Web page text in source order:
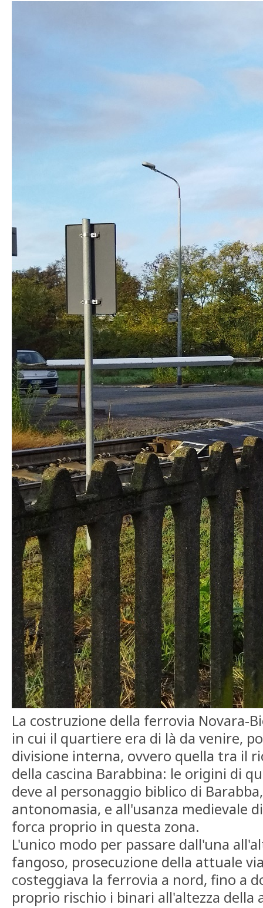
La costruzione della ferrovia Novara-
in cui il quartiere era di là da venire,
divisione interna, ovvero quella tra il
della cascina Barabbina: le origini di
deve al personaggio biblico di
antonomasia, e all'usanza medievale
forca proprio in questa zona.
L'unico modo per passare dall'una
fangoso, prosecuzione della attuale
costeggiava la ferrovia a nord, fino a
proprio rischio i binari all'altezza della